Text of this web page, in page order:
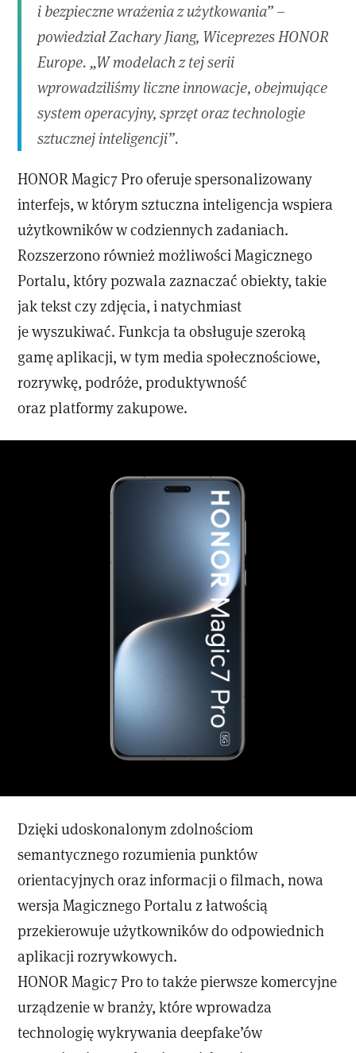
i bezpieczne wrażenia z użytkowania” –
powiedział Zachary Jiang, Wiceprezes HONOR
Europe. „W modelach z tej serii
wprowadziliśmy liczne innowacje, obejmujące
system operacyjny, sprzęt oraz technologie
sztucznej inteligencji”.
HONOR Magic7 Pro oferuje spersonalizowany
interfejs, w którym sztuczna inteligencja wspiera
użytkowników w codziennych zadaniach.
Rozszerzono również możliwości Magicznego
Portalu, który pozwala zaznaczać obiekty, takie
jak tekst czy zdjęcia, i natychmiast
je wyszukiwać. Funkcja ta obsługuje szeroką
gamę aplikacji, w tym media społecznościowe,
rozrywkę, podróże, produktywność
oraz platformy zakupowe.
Dzięki udoskonalonym zdolnościom
semantycznego rozumienia punktów
orientacyjnych oraz informacji o filmach, nowa
wersja Magicznego Portalu z łatwością
przekierowuje użytkowników do odpowiednich
aplikacji rozrywkowych.
HONOR Magic7 Pro to także pierwsze komercyjne
urządzenie w branży, które wprowadza
technologię wykrywania deepfake’ów